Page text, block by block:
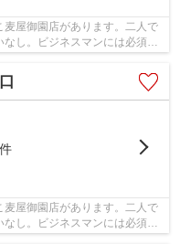
屋御園店があります。二人で
し。ビジネスマンには必須
屋御園店があります。二人で
し。ビジネスマンには必須